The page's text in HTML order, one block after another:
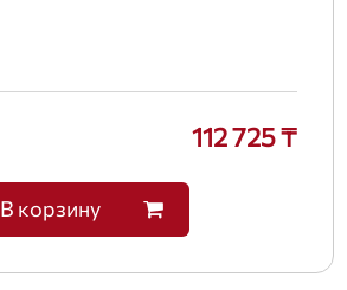
112 725 ₸
В корзину